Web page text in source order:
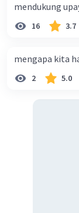
mendukung
16 3.7
mengapa kita
2 5.0